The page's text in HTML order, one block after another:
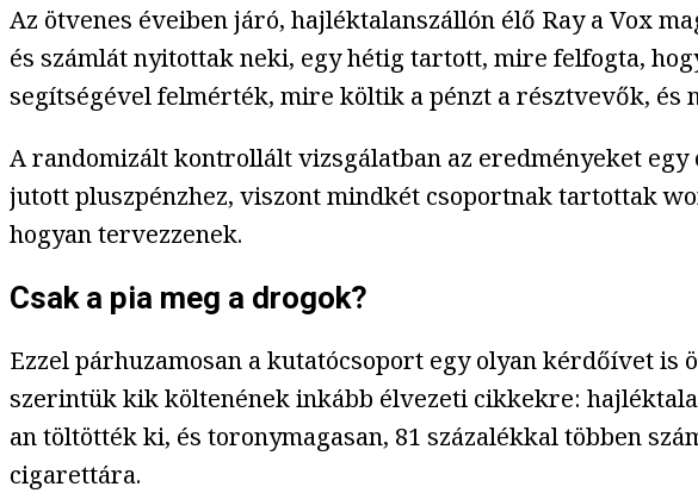
Az ötvenes éveiben járó, hajléktalanszállón élő Ray a Vox
és számlát nyitottak neki, egy hétig tartott, mire felfogta,
segítségével felmérték, mire költik a pénzt a résztvevők, és
A randomizált kontrollált vizsgálatban az eredményeket
jutott pluszpénzhez, viszont mindkét csoportnak tartottak
hogyan tervezzenek.
Csak a pia meg a drogok?
Ezzel párhuzamosan a kutatócsoport egy olyan kérdőívet
szerintük kik költenének inkább élvezeti cikkekre:
an töltötték ki, és toronymagasan, 81 százalékkal többen
cigarettára.